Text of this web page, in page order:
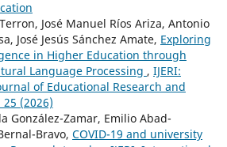
José Manuel Ríos Ariza, Antonio
José Jesús Sánchez Amate, Exploring
in Higher Education through
Language Processing , IJERI:
of Educational Research and
(2026)
González-Zamar, Emilio Abad-
Bravo, COVID-19 and university